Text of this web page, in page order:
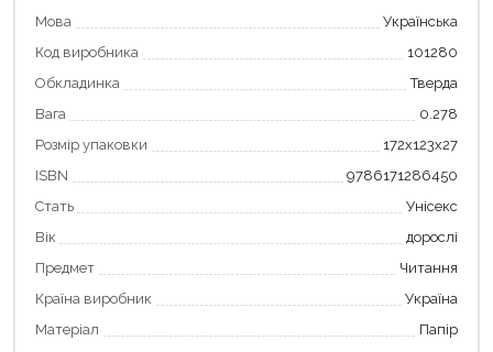
Мова
Українська
Код виробника
101280
Обкладинка
Тверда
Вага
0.278
Розмір упаковки
172х123х27
ISBN
9786171286450
Стать
Унісекс
Вік
дорослі
Предмет
Читання
Країна виробник
Україна
Матеріал
Папір